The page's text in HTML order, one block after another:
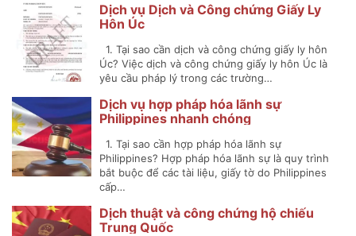
Dịch vụ Dịch và Công chứng Giấy Ly
Hôn Úc
1. Tại sao cần dịch và công chứng giấy ly hôn
Úc? Việc dịch và công chứng giấy ly hôn Úc là
yêu cầu pháp lý trong các trường…
Dịch vụ hợp pháp hóa lãnh sự
Philippines nhanh chóng
1. Tại sao cần hợp pháp hóa lãnh sự
Philippines? Hợp pháp hóa lãnh sự là quy trình
bắt buộc để các tài liệu, giấy tờ do Philippines
cấp…
Dịch thuật và công chứng hộ chiếu
Trung Quốc